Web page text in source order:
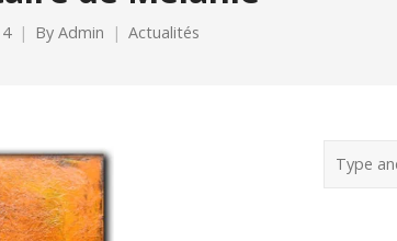
By Admin Actualités